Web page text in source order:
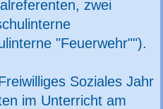
zwei
"Feuerwehr"").
Soziales Jahr
im Unterricht am